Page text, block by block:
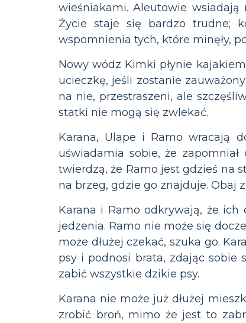
wieśniakami. Aleutowie
Życie staje się bardzo trudne;
wspomnienia tych, które minęły,
Nowy wódz Kimki płynie
ucieczkę, jeśli zostanie
na nie, przestraszeni, ale
statki nie mogą się zwlekać.
Karana, Ulape i Ramo wracają
uświadamia sobie, że
twierdzą, że Ramo jest gdzieś na
na brzeg, gdzie go znajduje. Obaj
Karana i Ramo odkrywają, że
jedzenia. Ramo nie może się
może dłużej czekać, szuka go.
psy i podnosi brata, zdając sobie
zabić wszystkie dzikie psy.
Karana nie może już dłużej
zrobić broń, mimo że jest to